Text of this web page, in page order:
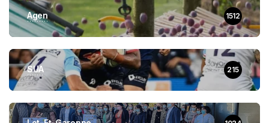
Agen 1512
SUA 215